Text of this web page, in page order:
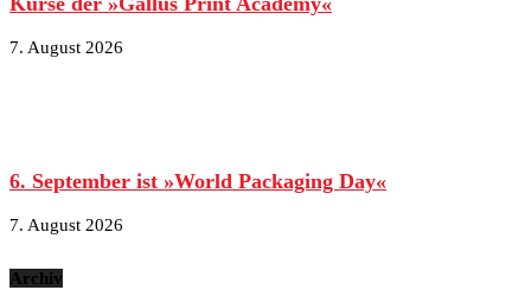
7. August 2026
6. September ist »World Packaging Day«
7. August 2026
Archiv